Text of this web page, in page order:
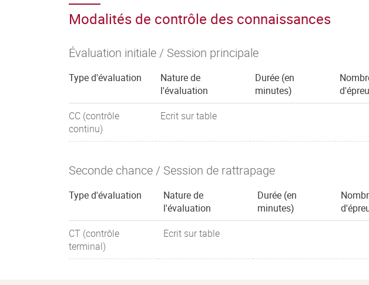
Modalités de contrôle des connaissances
Évaluation initiale / Session principale
Type d'évaluation
Nature de
l'évaluation
Durée (en
minutes)
CC (contrôle
continu)
Ecrit sur table
Seconde chance / Session de rattrapage
Type d'évaluation
Nature de
l'évaluation
Durée (en
minutes)
CT (contrôle
terminal)
Ecrit sur table